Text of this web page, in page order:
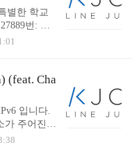
면 다음과
문제
용하여 0 ~
습니다.
별한 학교
번: 특
. 각 학교
Academy
Value 로
받으면 di
값을 정답
(feat. Cha
입니다.
가 주어진
는 숫자 0-